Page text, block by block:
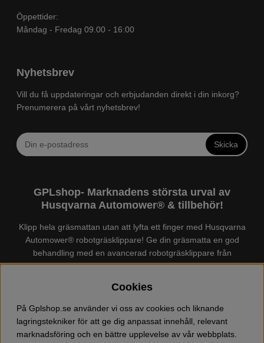
Öppettider:
Måndag - Fredag 09.00 - 16:00
Nyhetsbrev
Vill du få uppdateringar och erbjudanden direkt i din inkorg?
Prenumerera på vårt nyhetsbrev!
Skicka
GPLshop- Marknadens största urval av
Husqvarna Automower® & tillbehör!
Klipp hela gräsmattan utan att lyfta ett finger med Husqvarna
Automower® robotgräsklippare! Ge din gräsmatta en god
behandling med en avancerad robotgräsklippare från
Husqvarna. Det finns enHusqvarna Automower®för just din
marknadens största urval av tillbehör och reservdelar till
Husqvarna Automower® och GARDENA. Vi säljer även
Husqvarna skog och trädgårdsprodukter så som:
motorsågskläder och skor, grästrimmer, röjsåg, häcksax,
Cookies
På Gplshop.se använder vi oss av cookies och liknande
lagringstekniker för att ge dig anpassat innehåll, relevant
marknadsföring och en bättre upplevelse av vår webbplats.